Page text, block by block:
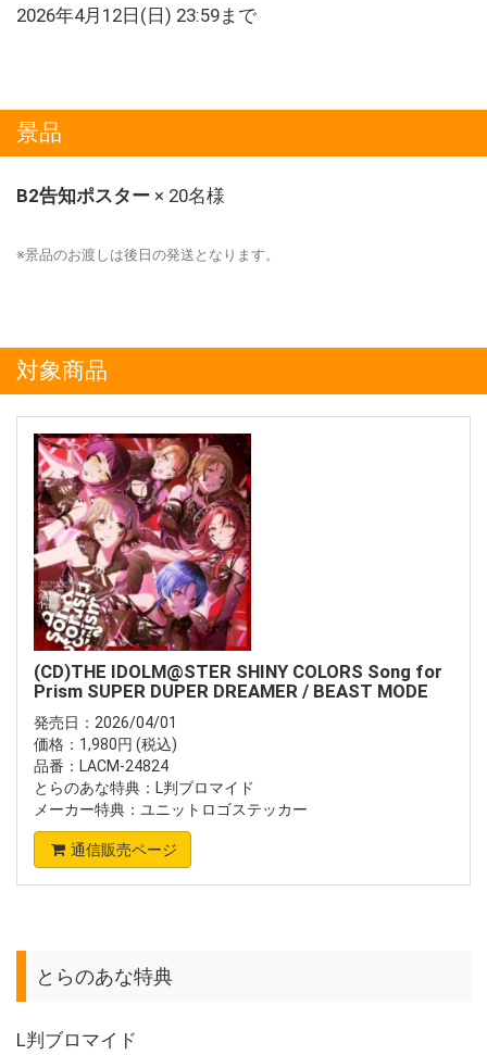
2026年4月12日(日) 23:59まで
景品
B2告知ポスター × 20名様
※景品のお渡しは後日の発送となります。
対象商品
(CD)THE IDOLM@STER SHINY COLORS Song for
Prism SUPER DUPER DREAMER / BEAST MODE
発売日：2026/04/01
価格：1,980円 (税込)
品番：LACM-24824
とらのあな特典：L判ブロマイド
メーカー特典：ユニットロゴステッカー
通信販売ページ
とらのあな特典
L判ブロマイド